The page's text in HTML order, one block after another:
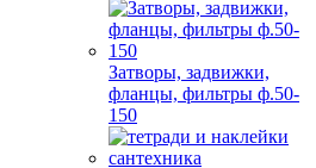
Затворы, задвижки,
фланцы, фильтры ф.50-
150